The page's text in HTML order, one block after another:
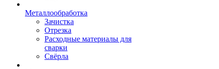
Металлообработка
Зачистка
Отрезка
Расходные материалы для
сварки
Свёрла